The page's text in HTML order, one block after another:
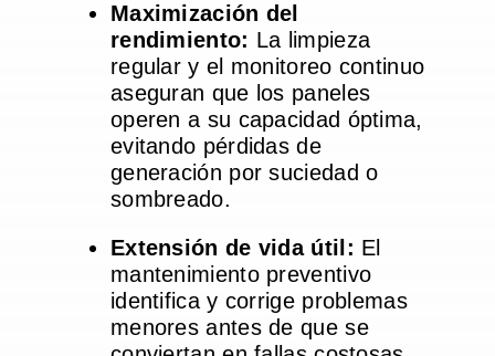
Maximización del
rendimiento: La limpieza
regular y el monitoreo continuo
aseguran que los paneles
operen a su capacidad óptima,
evitando pérdidas de
generación por suciedad o
sombreado.
Extensión de vida útil: El
mantenimiento preventivo
identifica y corrige problemas
menores antes de que se